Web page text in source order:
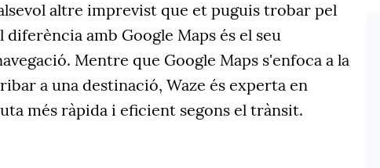
altre imprevist que et puguis trobar pel
amb Google Maps és el seu
Mentre que Google Maps s'enfoca a la
a una destinació, Waze és experta en
més ràpida i eficient segons el trànsit.